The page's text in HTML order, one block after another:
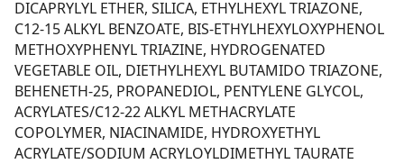
DICAPRYLYL ETHER, SILICA, ETHYLHEXYL TRIAZONE,
C12-15 ALKYL BENZOATE, BIS-ETHYLHEXYLOXYPHENOL
METHOXYPHENYL TRIAZINE, HYDROGENATED
VEGETABLE OIL, DIETHYLHEXYL BUTAMIDO TRIAZONE,
BEHENETH-25, PROPANEDIOL, PENTYLENE GLYCOL,
ACRYLATES/C12-22 ALKYL METHACRYLATE
COPOLYMER, NIACINAMIDE, HYDROXYETHYL
ACRYLATE/SODIUM ACRYLOYLDIMETHYL TAURATE